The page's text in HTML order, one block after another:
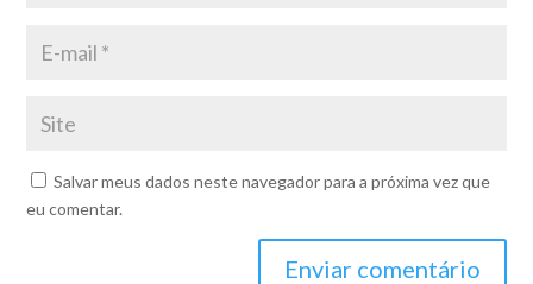
Salvar meus dados neste navegador para a próxima vez que
eu comentar.
Enviar comentário